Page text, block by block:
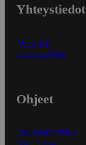
Yhteystiedot
Myymälät
Asiakaspalvelu
Ohjeet
Ensitilaajan ohjeet